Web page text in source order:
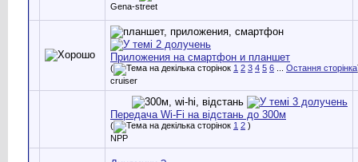
Gena-street
Приложения на смартфон и планшет
( 1 2 3 4 5 6 Остання сторінка
cruiser
Передача Wi-Fi на відстань до 300м
( 1 2 )
NPP